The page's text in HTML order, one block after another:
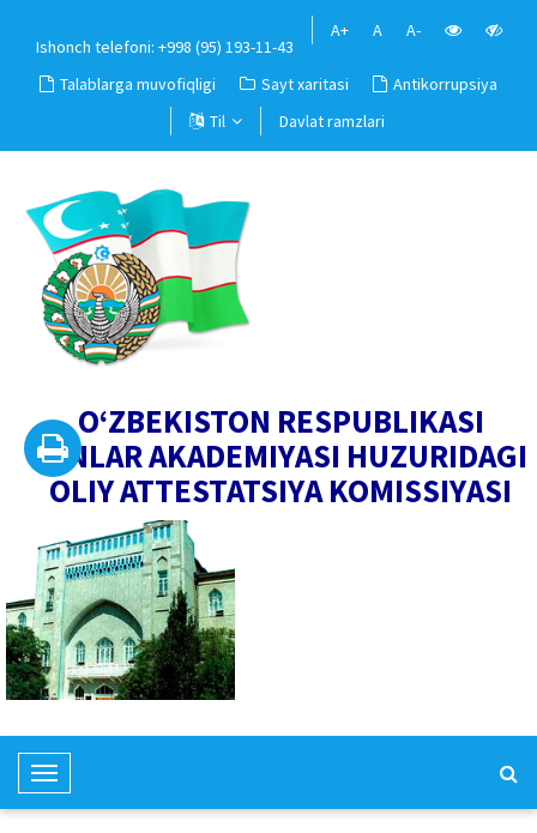
Ishonch telefoni: +998 (95) 193-11-43
A+ A A-
Talablarga muvofiqligi Sayt xaritasi
Antikorrupsiya
Til
Davlat ramzlari
O‘ZBEKISTON RESPUBLIKASI
FANLAR AKADEMIYASI HUZURIDAGI
OLIY ATTESTATSIYA KOMISSIYASI
T
o